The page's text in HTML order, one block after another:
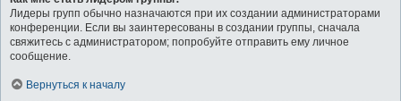
Лидеры групп обычно назначаются при их создании администраторами
конференции. Если вы заинтересованы в создании группы, сначала
свяжитесь с администратором; попробуйте отправить ему личное
сообщение.
Вернуться к началу